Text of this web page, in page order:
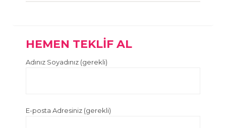
HEMEN TEKLİF AL
Adınız Soyadınız (gerekli)
E-posta Adresiniz (gerekli)